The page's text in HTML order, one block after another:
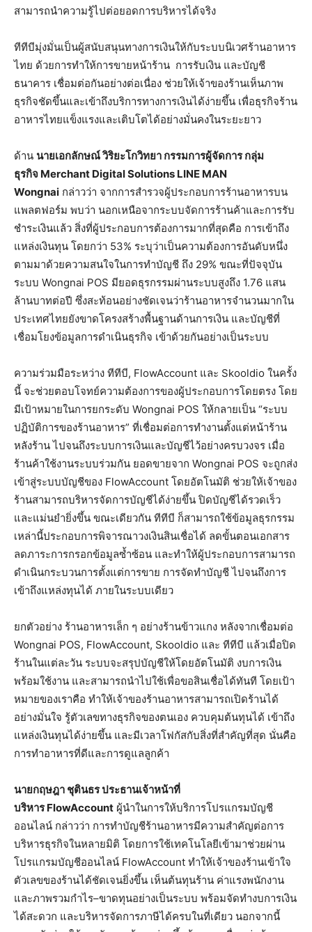
สามารถนำความรู้ไปต่อยอดการบริหารได้จริง
ทีทีบีมุ่งมั่นเป็นผู้สนับสนุนทางการเงินให้กับระบบนิเวศร้านอาหาร
ไทย ด้วยการทำให้การขายหน้าร้าน การรับเงิน และบัญชี
ธนาคาร เชื่อมต่อกันอย่างต่อเนื่อง ช่วยให้เจ้าของร้านเห็นภาพ
ธุรกิจชัดขึ้นและเข้าถึงบริการทางการเงินได้ง่ายขึ้น เพื่อธุรกิจร้าน
อาหารไทยแข็งแรงและเติบโตได้อย่างมั่นคงในระยะยาว
ด้าน นายเอกลักษณ์ วิริยะโกวิทยา กรรมการผู้จัดการ กลุ่ม
ธุรกิจ Merchant Digital Solutions LINE MAN
Wongnai กล่าวว่า จากการสำรวจผู้ประกอบการร้านอาหารบน
แพลตฟอร์ม พบว่า นอกเหนือจากระบบจัดการร้านค้าและการรับ
ชำระเงินแล้ว สิ่งที่ผู้ประกอบการต้องการมากที่สุดคือ การเข้าถึง
แหล่งเงินทุน โดยกว่า 53% ระบุว่าเป็นความต้องการอันดับหนึ่ง
ตามมาด้วยความสนใจในการทำบัญชี ถึง 29% ขณะที่ปัจจุบัน
ระบบ Wongnai POS มียอดธุรกรรมผ่านระบบสูงถึง 1.76 แสน
ล้านบาทต่อปี ซึ่งสะท้อนอย่างชัดเจนว่าร้านอาหารจำนวนมากใน
ประเทศไทยยังขาดโครงสร้างพื้นฐานด้านการเงิน และบัญชีที่
เชื่อมโยงข้อมูลการดำเนินธุรกิจ เข้าด้วยกันอย่างเป็นระบบ
ความร่วมมือระหว่าง ทีทีบี, FlowAccount และ Skooldio ในครั้ง
นี้ จะช่วยตอบโจทย์ความต้องการของผู้ประกอบการโดยตรง โดย
มีเป้าหมายในการยกระดับ Wongnai POS ให้กลายเป็น “ระบบ
ปฏิบัติการของร้านอาหาร” ที่เชื่อมต่อการทำงานตั้งแต่หน้าร้าน
หลังร้าน ไปจนถึงระบบการเงินและบัญชีไว้อย่างครบวงจร เมื่อ
ร้านค้าใช้งานระบบร่วมกัน ยอดขายจาก Wongnai POS จะถูกส่ง
เข้าสู่ระบบบัญชีของ FlowAccount โดยอัตโนมัติ ช่วยให้เจ้าของ
ร้านสามารถบริหารจัดการบัญชีได้ง่ายขึ้น ปิดบัญชีได้รวดเร็ว
และแม่นยำยิ่งขึ้น ขณะเดียวกัน ทีทีบี ก็สามารถใช้ข้อมูลธุรกรรม
เหล่านี้ประกอบการพิจารณาวงเงินสินเชื่อได้ ลดขั้นตอนเอกสาร
ลดภาระการกรอกข้อมูลซ้ำซ้อน และทำให้ผู้ประกอบการสามารถ
ดำเนินกระบวนการตั้งแต่การขาย การจัดทำบัญชี ไปจนถึงการ
เข้าถึงแหล่งทุนได้ ภายในระบบเดียว
ยกตัวอย่าง ร้านอาหารเล็ก ๆ อย่างร้านข้าวแกง หลังจากเชื่อมต่อ
Wongnai POS, FlowAccount, Skooldio และ ทีทีบี แล้วเมื่อปิด
ร้านในแต่ละวัน ระบบจะสรุปบัญชีให้โดยอัตโนมัติ งบการเงิน
พร้อมใช้งาน และสามารถนำไปใช้เพื่อขอสินเชื่อได้ทันที โดยเป้า
หมายของเราคือ ทำให้เจ้าของร้านอาหารสามารถเปิดร้านได้
อย่างมั่นใจ รู้ตัวเลขทางธุรกิจของตนเอง ควบคุมต้นทุนได้ เข้าถึง
แหล่งเงินทุนได้ง่ายขึ้น และมีเวลาโฟกัสกับสิ่งที่สำคัญที่สุด นั่นคือ
การทำอาหารที่ดีและการดูแลลูกค้า
นายกฤษฎา ชุตินธร ประธานเจ้าหน้าที่
บริหารFlowAccount ผู้นำในการให้บริการโปรแกรมบัญชี
ออนไลน์ กล่าวว่า การทำบัญชีร้านอาหารมีความสำคัญต่อการ
บริหารธุรกิจในหลายมิติ โดยการใช้เทคโนโลยีเข้ามาช่วยผ่าน
โปรแกรมบัญชีออนไลน์ FlowAccount ทำให้เจ้าของร้านเข้าใจ
ตัวเลขของร้านได้ชัดเจนยิ่งขึ้น เห็นต้นทุนร้าน ค่าแรงพนักงาน
และภาพรวมกำไร–ขาดทุนอย่างเป็นระบบ พร้อมจัดทำงบการเงิน
ได้สะดวก และบริหารจัดการภาษีได้ครบในที่เดียว นอกจากนี้